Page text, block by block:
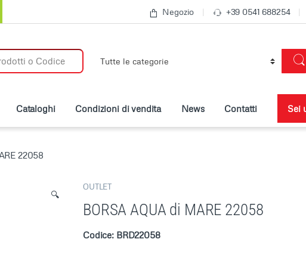
Negozio +39 0541 688254
Cataloghi Condizioni di vendita News Contatti Sei
22058
🔍
OUTLET
BORSA AQUA di MARE 22058
Codice: BRD22058